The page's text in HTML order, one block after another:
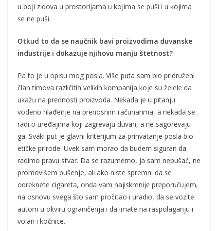
u boji zidova u prostorijama u kojima se puši i u kojima
se ne puši.
Otkud to da se naučnik bavi proizvodima duvanske
industrije i dokazuje njihovu manju štetnost?
Pa to je u opisu mog posla. Više puta sam bio pridruženi
član timova različitih velikih kompanija koje su želele da
ukažu na prednosti proizvoda. Nekada je u pitanju
vodeno hlađenje na prenosnim računarima, a nekada se
radi o uređajima koji zagrevaju duvan, a ne sagorevaju
ga. Svaki put je glavni kriterijum za prihvatanje posla bio
etičke prirode. Uvek sam morao da budem siguran da
radimo pravu stvar. Da se razumemo, ja sam nepušač, ne
promovišem pušenje, ali ako niste spremni da se
odreknete cigareta, onda vam najiskrenije preporučujem,
na osnovu svega što sam pročitao i uradio, da se vozite
autom u okviru ograničenja i da imate na raspolaganju i
volan i kočnice.